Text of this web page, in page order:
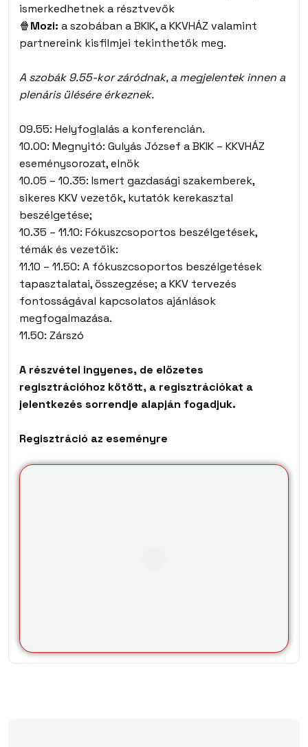
ismerkedhetnek a résztvevők
🍿Mozi: a szobában a BKIK, a KKVHÁZ valamint
partnereink kisfilmjei tekinthetők meg.
A szobák 9.55-kor záródnak, a megjelentek innen a
plenáris ülésére érkeznek.
09.55: Helyfoglalás a konferencián.
10.00: Megnyitó: Gulyás József a BKIK – KKVHÁZ
eseménysorozat, elnök
10.05 – 10.35: Ismert gazdasági szakemberek,
sikeres KKV vezetők, kutatók kerekasztal
beszélgetése;
10.35 – 11.10: Fókuszcsoportos beszélgetések,
témák és vezetőik:
11.10 – 11.50: A fókuszcsoportos beszélgetések
tapasztalatai, összegzése; a KKV tervezés
fontosságával kapcsolatos ajánlások
megfogalmazása.
11.50: Zárszó
A részvétel ingyenes, de előzetes
regisztrációhoz kötött, a regisztrációkat a
jelentkezés sorrendje alapján fogadjuk.
Regisztráció az eseményre